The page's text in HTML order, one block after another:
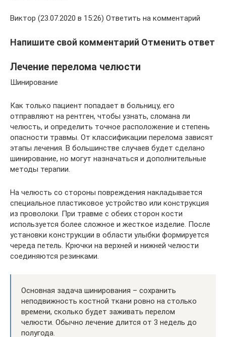
Виктор (23.07.2020 в 15:26) Ответить на комментарий
Напишите свой комментарий Отменить ответ
Лечение перелома челюсти
Шинирование
Как только пациент попадает в больницу, его
отправляют на рентген, чтобы узнать, сломана ли
челюсть, и определить точное расположение и степень
опасности травмы. От классификации перелома зависят
этапы лечения. В большинстве случаев будет сделано
шинирование, но могут назначаться и дополнительные
методы терапии.
На челюсть со стороны повреждения накладывается
специальное пластиковое устройство или конструкция
из проволоки. При травме с обеих сторон кости
используется более сложное и жесткое изделие. После
установки конструкции в области улыбки формируется
череда петель. Крючки на верхней и нижней челюсти
соединяются резинками.
Основная задача шинирования – сохранить
неподвижность костной ткани ровно на столько
времени, сколько будет заживать перелом
челюсти. Обычно лечение длится от 3 недель до
полугода.